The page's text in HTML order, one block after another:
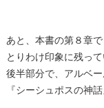
あと、本書の第８章で
とりわけ印象に残っ
後半部分で、アルベ
『シーシュポスの神